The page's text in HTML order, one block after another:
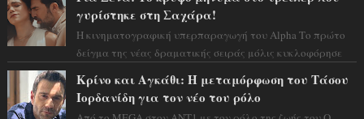
γυρίστηκε στη Σαχάρα!
Η κινηματογραφική υπερπαραγωγή του Alpha Το πρώτο
δείγμα της νέας δραματικής σειράς μόλις κυκλοφόρησε
Κρίνο και Αγκάθι: Η μεταμόρφωση του Τάσου
Ιορδανίδη για τον νέο του ρόλο